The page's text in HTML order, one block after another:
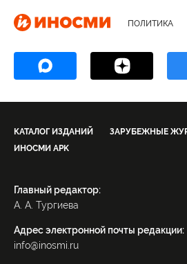
ПОЛИТИКА
КАТАЛОГ ИЗДАНИЙ ЗАРУБЕЖНЫЕ
ИНОСМИ APK
Главный редактор:
А. А. Тургиева
Адрес электронной почты редакции:
info@inosmi.ru